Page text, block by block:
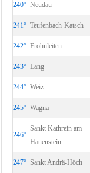
240° Neudau
241° Teufenbach-Katsch
242° Frohnleiten
243° Lang
244° Weiz
245° Wagna
246°
Sankt Kathrein am
Hauenstein
247° Sankt Andrä-Höch